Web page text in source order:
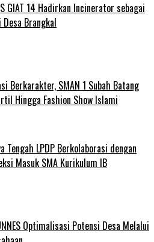
GIAT 14 Hadirkan Incinerator sebagai
Brangkal
Berkarakter, SMAN 1 Subah Batang
Hingga Fashion Show Islami
Tengah LPDP Berkolaborasi dengan
Masuk SMA Kurikulum IB
Optimalisasi Potensi Desa Melalui